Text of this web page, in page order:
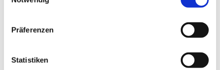
Präferenzen
Statistiken
August 1
The wind blows where it wills, and you
November 7